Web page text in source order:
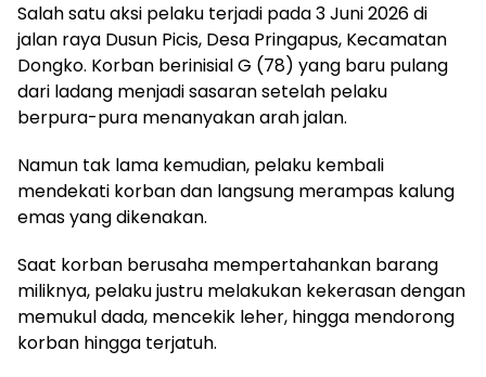
Salah satu aksi pelaku terjadi pada 3 Juni 2026 di
jalan raya Dusun Picis, Desa Pringapus, Kecamatan
Dongko. Korban berinisial G (78) yang baru pulang
dari ladang menjadi sasaran setelah pelaku
berpura-pura menanyakan arah jalan.
Namun tak lama kemudian, pelaku kembali
mendekati korban dan langsung merampas kalung
emas yang dikenakan.
Saat korban berusaha mempertahankan barang
miliknya, pelaku justru melakukan kekerasan dengan
memukul dada, mencekik leher, hingga mendorong
korban hingga terjatuh.